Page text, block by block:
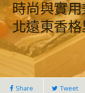
時尚與實
北遠東香
Share Tweet